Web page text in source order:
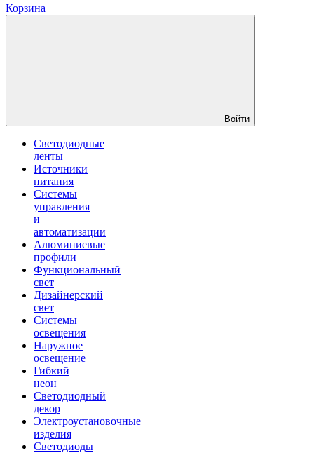
Корзина
Войти
Светодиодные
ленты
Источники
питания
Системы
управления
и
автоматизации
Алюминиевые
профили
Функциональный
свет
Дизайнерский
свет
Системы
освещения
Наружное
освещение
Гибкий
неон
Светодиодный
декор
Электроустановочные
изделия
Светодиоды